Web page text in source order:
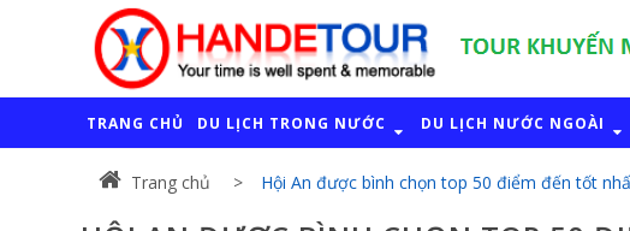
TRANG CHỦ DU LỊCH TRONG NƯỚC DU LỊCH NƯỚC NGOÀI
Trang chủ Hội An được bình chọn top 50 điểm đến tốt